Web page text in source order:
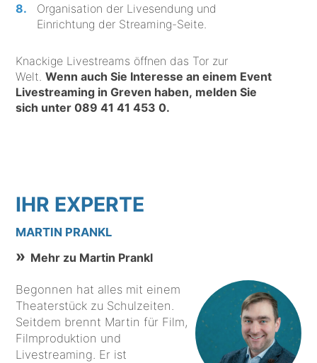
Organisation der Livesendung und
Einrichtung der Streaming-Seite.
Knackige Livestreams öffnen das Tor zur
Welt.Wenn auch Sie Interesse an einem Event
Livestreaming in Greven haben, melden Sie
sich unter089 41 41 453 0.
IHR EXPERTE
MARTIN PRANKL
Mehr zu Martin Prankl
Begonnen hat alles mit einem
Theaterstück zu Schulzeiten.
Seitdem brennt Martin für Film,
Filmproduktion und
Livestreaming. Er ist